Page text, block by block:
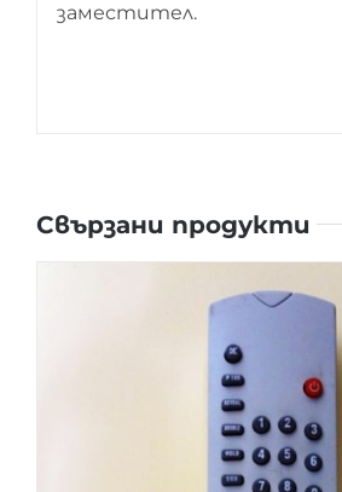
заместител.
Свързани продукти